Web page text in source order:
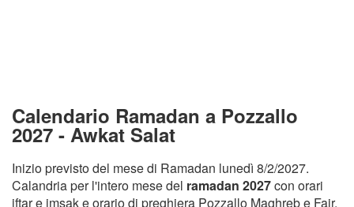
Calendario Ramadan a Pozzallo
2027 - Awkat Salat
Inizio previsto del mese di Ramadan lunedì 8/2/2027.
Calandria per l'intero mese del ramadan 2027con orari
iftar e imsak e orario di preghiera Pozzallo Maghreb e Fajr.